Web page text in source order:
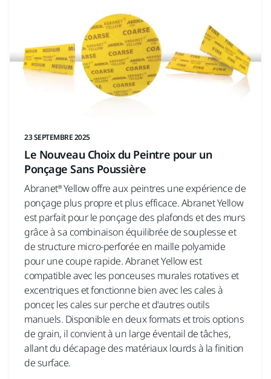
23 SEPTEMBRE 2025
Le Nouveau Choix du Peintre pour un
Ponçage Sans Poussière
Abranet® Yellow offre aux peintres une expérience de
ponçage plus propre et plus efficace. Abranet Yellow
est parfait pour le ponçage des plafonds et des murs
grâce à sa combinaison équilibrée de souplesse et
de structure micro-perforée en maille polyamide
pour une coupe rapide. Abranet Yellow est
compatible avec les ponceuses murales rotatives et
excentriques et fonctionne bien avec les cales à
poncer, les cales sur perche et d'autres outils
manuels. Disponible en deux formats et trois options
de grain, il convient à un large éventail de tâches,
allant du décapage des matériaux lourds à la finition
de surface.